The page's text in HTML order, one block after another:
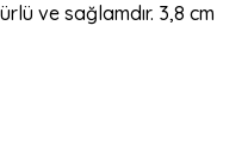
ve sağlamdır. 3,8 cm